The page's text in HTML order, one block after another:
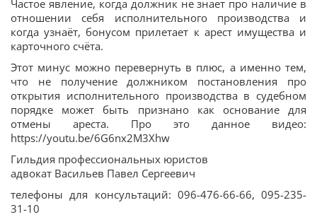
Частое явление, когда должник не знает про наличие в
отношении себя исполнительного производства и
когда узнаёт, бонусом прилетает к арест имущества и
карточного счёта.
Этот минус можно перевернуть в плюс, а именно тем,
что не получение должником постановления про
открытия исполнительного производства в судебном
порядке может быть признано как основание для
отмены ареста. Про это данное видео:
https://youtu.be/6G6nx2M3Xhw
Гильдия профессиональных юристов
адвокат Васильев Павел Сергеевич
телефоны для консультаций: 096-476-66-66, 095-235-
31-10